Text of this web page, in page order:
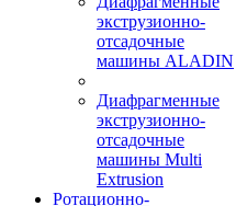
экструзионно-
отсадочные
машины ALADIN
Диафрагменные
экструзионно-
отсадочные
машины Multi
Extrusion
Ротационно-